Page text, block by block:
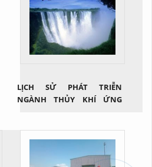
LỊCH SỬ PHÁT TRIỄN
NGÀNH THỦY KHÍ ỨNG